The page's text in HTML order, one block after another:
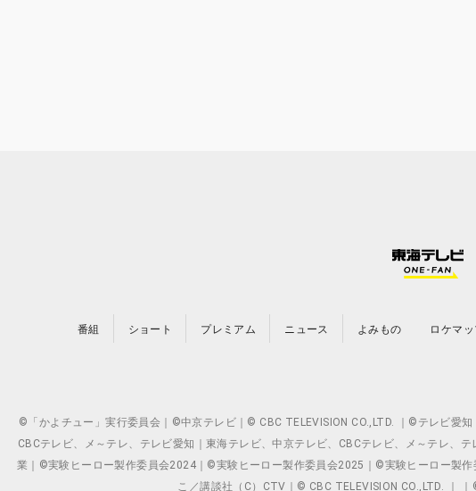
番組 ショート プレミアム ニュース よみもの ロケマ
©「かよチュー」実行委員会｜©中京テレビ｜© CBC TELEVISION CO.,LTD. ｜©テレビ愛
CBCテレビ、メ～テレ、テレビ愛知｜東海テレビ、中京テレビ、CBCテレビ、メ～テレ
業｜©実験ヒーロー製作委員会2024｜©実験ヒーロー製作委員会2025｜©実験ヒーロー製
こ／講談社（C）CTV｜© CBC TELEVISION CO.,LTD. ｜